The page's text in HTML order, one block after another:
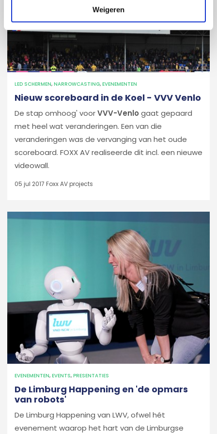
Weigeren
LED SCHERMEN, NARROWCASTING, EVENEMENTEN
Nieuw scoreboard in de Koel - VVV Venlo
De stap omhoog' voorVVV-Venlo gaat gepaard
met heel wat veranderingen. Een van die
veranderingen was de vervanging van het oude
scoreboard. FOXX AV realiseerde dit incl. een nieuwe
videowall.
05 jul 2017 Foxx AV projects
EVENEMENTEN, EVENTS, PRESENTATIES
De Limburg Happening en 'de opmars
van robots'
De Limburg Happening van LWV, ofwel hét
evenement waarop het hart van de Limburgse